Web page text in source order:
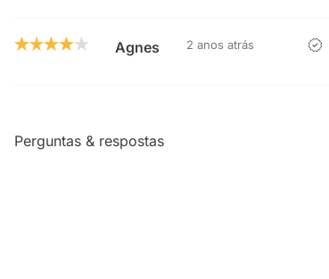
Agnes 2 anos atrás
Perguntas & respostas